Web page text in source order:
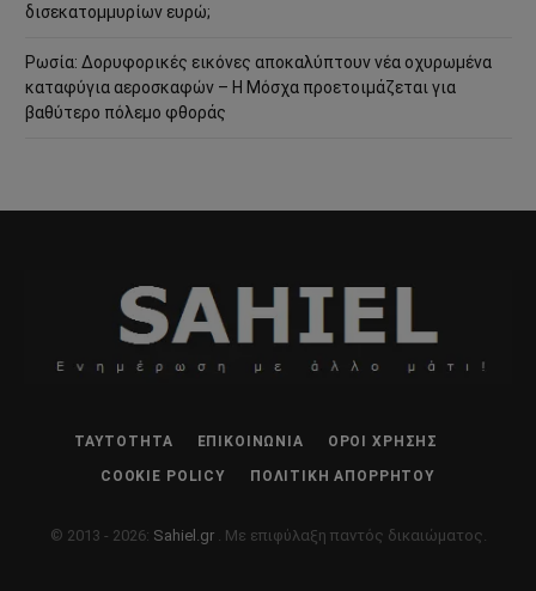
δισεκατομμυρίων ευρώ;
Ρωσία: Δορυφορικές εικόνες αποκαλύπτουν νέα οχυρωμένα
καταφύγια αεροσκαφών – Η Μόσχα προετοιμάζεται για
βαθύτερο πόλεμο φθοράς
ΤΑΥΤΌΤΗΤΑ ΕΠΙΚΟΙΝΩΝΊΑ ΌΡΟΙ ΧΡΉΣΗΣ
COOKIE POLICY ΠΟΛΙΤΙΚΉ ΑΠΟΡΡΉΤΟΥ
© 2013 - 2026: Sahiel.gr . Με επιφύλαξη παντός δικαιώματος.